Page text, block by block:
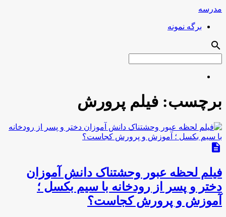
مدرسه
برگه نمونه
search
برچسب: فیلم پرورش
description
فیلم لحظه عبور وحشتناک دانش آموزان
دختر و پسر از رودخانه با سیم بکسل ؛
آموزش و پرورش کجاست؟